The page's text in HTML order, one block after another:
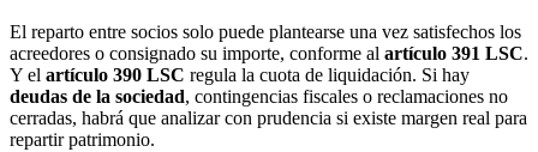
El reparto entre socios solo puede plantearse una vez satisfechos los
acreedores o consignado su importe, conforme al artículo 391 LSC.
Y el artículo 390 LSC regula la cuota de liquidación. Si hay
deudas de la sociedad, contingencias fiscales o reclamaciones no
cerradas, habrá que analizar con prudencia si existe margen real para
repartir patrimonio.